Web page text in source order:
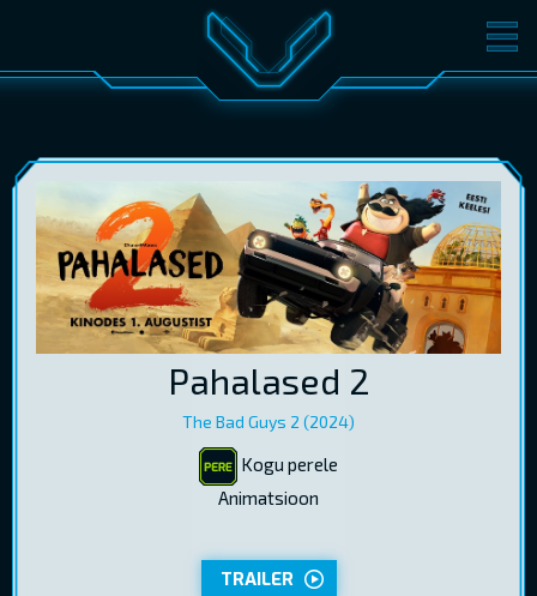
FILMID PILETID
KONVERENTS V-KLUBI
KINKEKAARDID
Pahalased 2
The Bad Guys 2 (2024)
Kogu perele
Animatsioon
TRAILER